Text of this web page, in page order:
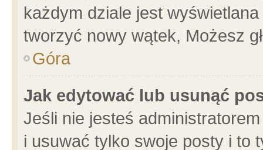
każdym dziale jest
tworzyć nowy wątek, Możesz
Góra
Jak edytować lub usunąć
Jeśli nie jesteś
i usuwać tylko swoje posty i to